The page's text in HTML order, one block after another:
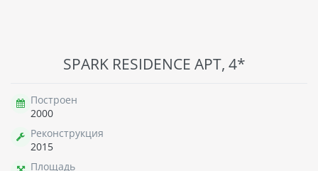
SPARK RESIDENCE APT, 4*
Построен
2000
Реконструкция
2015
Площадь